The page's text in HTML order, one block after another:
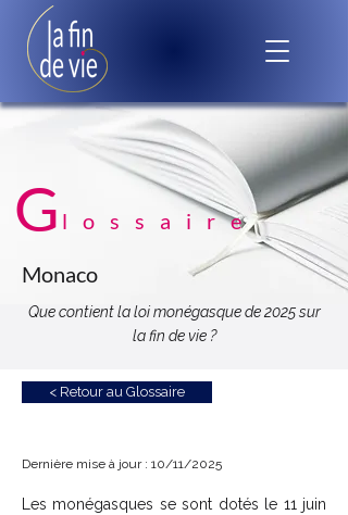
G lossaire
Monaco
Que contient la loi monégasque de 2025 sur
la fin de vie ?
< Retour au Glossaire
Dernière mise à jour : 10/11/2025
Les monégasques se sont dotés le 11 juin